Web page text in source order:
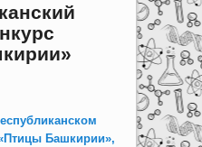
Башкирии»,